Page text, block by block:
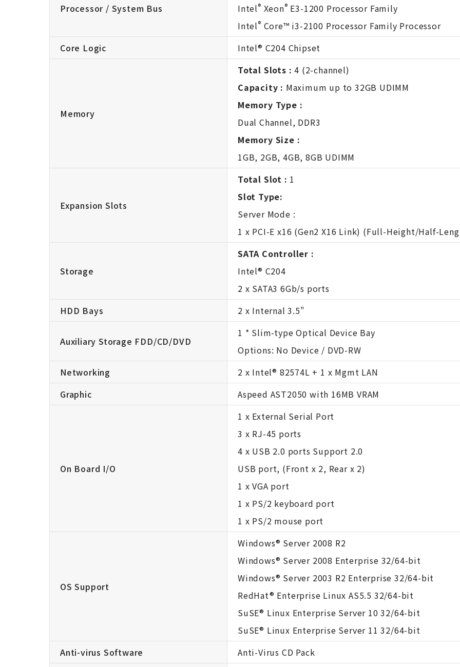
Processor / System Bus
Intel® Xeon® E3-1200 Processor Family
Intel® Core™ i3-2100 Processor Family Processor
Core Logic
Intel® C204 Chipset
Memory
Total Slots : 4 (2-channel)
Capacity : Maximum up to 32GB UDIMM
Memory Type :
Dual Channel, DDR3
Memory Size :
1GB, 2GB, 4GB, 8GB UDIMM
Expansion Slots
Total Slot : 1
Slot Type:
Server Mode :
1 x PCI-E x16 (Gen2 X16 Link) (Full-Height/Half-
Storage
SATA Controller :
Intel® C204
2 x SATA3 6Gb/s ports
HDD Bays
2 x Internal 3.5"
Auxiliary Storage FDD/CD/DVD
1 * Slim-type Optical Device Bay
Options: No Device / DVD-RW
Networking
2 x Intel® 82574L + 1 x Mgmt LAN
Graphic
Aspeed AST2050 with 16MB VRAM
On Board I/O
1 x External Serial Port
3 x RJ-45 ports
4 x USB 2.0 ports Support 2.0
USB port, (Front x 2, Rear x 2)
1 x VGA port
1 x PS/2 keyboard port
1 x PS/2 mouse port
OS Support
Windows® Server 2008 R2
Windows® Server 2008 Enterprise 32/64-bit
Windows® Server 2003 R2 Enterprise 32/64-bit
RedHat® Enterprise Linux AS5.5 32/64-bit
SuSE® Linux Enterprise Server 10 32/64-bit
SuSE® Linux Enterprise Server 11 32/64-bit
Anti-virus Software
Anti-Virus CD Pack